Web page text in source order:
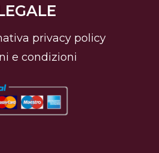
privacy policy
e condizioni